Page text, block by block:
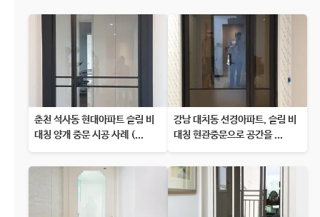
춘천 석사동 현대아파트 슬림 비
대칭 양개 중문 시공 사례 (...
강남 대치동 선경아파트, 슬림 비
대칭 현관중문으로 공간을 ...